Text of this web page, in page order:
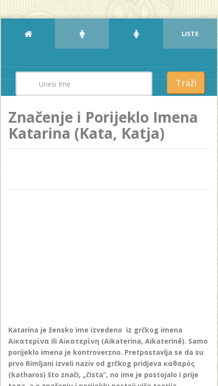
LISTE
Traži
Značenje i Porijeklo Imena
Katarina (Kata, Katja)
Katarina je žensko ime izvedeno iz grčkog imena
Αἰκατερίνα ili Αἰκατερίνη (Aikaterina, Aikaterinē). Samo
porijeklo imena je kontroverzno. Pretpostavlja se da su
prvo Rimljani izveli naziv od grčkog pridjeva καθαρός
(katharos) što znači, „čista”, no ime je postojalo i prije